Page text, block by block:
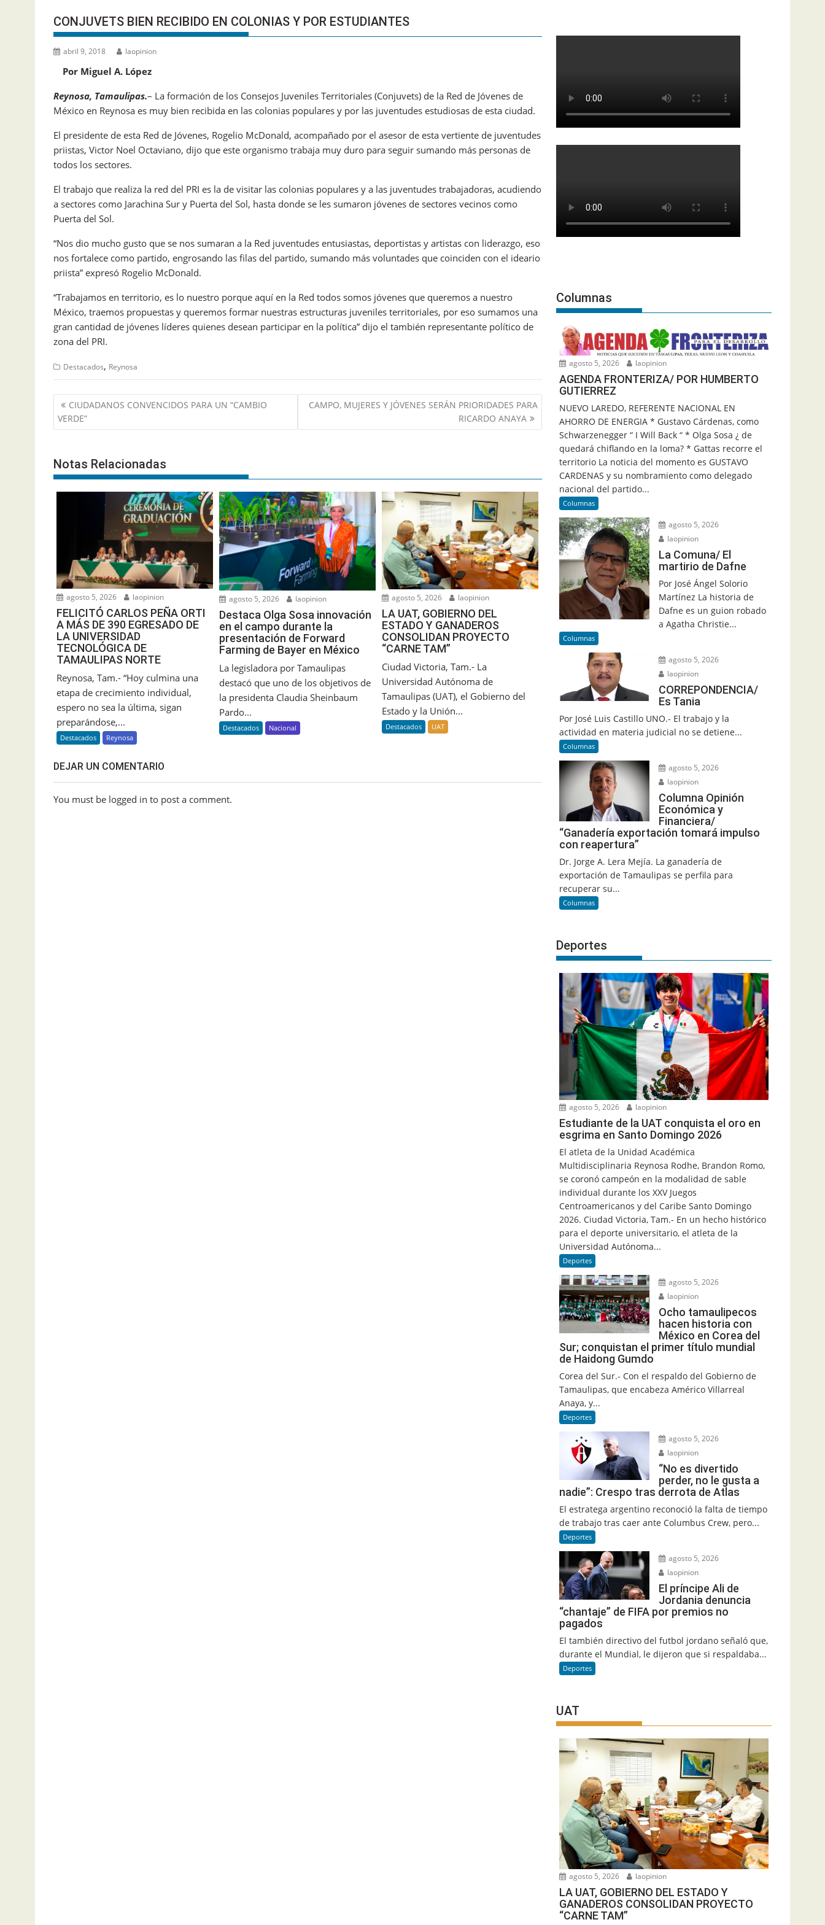
CONJUVETS BIEN RECIBIDO EN COLONIAS Y POR ESTUDIANTES
abril 9, 2018 laopinion
Por Miguel A. López
Reynosa, Tamaulipas.– La formación de los Consejos Juveniles Territoriales (Conjuvets) de la Red de Jóvenes de
México en Reynosa es muy bien recibida en las colonias populares y por las juventudes estudiosas de esta ciudad.
El presidente de esta Red de Jóvenes, Rogelio McDonald, acompañado por el asesor de esta vertiente de juventudes
priistas, Victor Noel Octaviano, dijo que este organismo trabaja muy duro para seguir sumando más personas de
todos los sectores.
El trabajo que realiza la red del PRI es la de visitar las colonias populares y a las juventudes trabajadoras, acudiendo
a sectores como Jarachina Sur y Puerta del Sol, hasta donde se les sumaron jóvenes de sectores vecinos como
Puerta del Sol.
“Nos dio mucho gusto que se nos sumaran a la Red juventudes entusiastas, deportistas y artistas con liderazgo, eso
nos fortalece como partido, engrosando las filas del partido, sumando más voluntades que coinciden con el ideario
priista” expresó Rogelio McDonald.
“Trabajamos en territorio, es lo nuestro porque aquí en la Red todos somos jóvenes que queremos a nuestro
México, traemos propuestas y queremos formar nuestras estructuras juveniles territoriales, por eso sumamos una
gran cantidad de jóvenes líderes quienes desean participar en la política” dijo el también representante político de
zona del PRI.
Destacados, Reynosa
Navegación
de
entradas
CIUDADANOS CONVENCIDOS PARA UN “CAMBIO
VERDE”
CAMPO, MUJERES Y JÓVENES SERÁN PRIORIDADES PARA
RICARDO ANAYA
Notas Relacionadas
agosto 5, 2026 laopinion
FELICITÓ CARLOS PEÑA ORTI
A MÁS DE 390 EGRESADO DE
LA UNIVERSIDAD
TECNOLÓGICA DE
TAMAULIPAS NORTE
Reynosa, Tam.- “Hoy culmina una
etapa de crecimiento individual,
espero no sea la última, sigan
preparándose,...
Destacados Reynosa
agosto 5, 2026 laopinion
Destaca Olga Sosa innovación
en el campo durante la
presentación de Forward
Farming de Bayer en México
La legisladora por Tamaulipas
destacó que uno de los objetivos de
la presidenta Claudia Sheinbaum
Pardo...
Destacados Nacional
agosto 5, 2026 laopinion
LA UAT, GOBIERNO DEL
ESTADO Y GANADEROS
CONSOLIDAN PROYECTO
“CARNE TAM”
Ciudad Victoria, Tam.- La
Universidad Autónoma de
Tamaulipas (UAT), el Gobierno del
Estado y la Unión...
Destacados UAT
DEJAR UN COMENTARIO
You must be logged in to post a comment.
Columnas
agosto 5, 2026 laopinion
AGENDA FRONTERIZA/ POR HUMBERTO
GUTIERREZ
NUEVO LAREDO, REFERENTE NACIONAL EN
AHORRO DE ENERGIA * Gustavo Cárdenas, como
Schwarzenegger “ I Will Back “ * Olga Sosa ¿ de
quedará chiflando en la loma? * Gattas recorre el
territorio La noticia del momento es GUSTAVO
CARDENAS y su nombramiento como delegado
nacional del partido...
Columnas
agosto 5, 2026
laopinion
La Comuna/ El
martirio de Dafne
Por José Ángel Solorio
Martínez La historia de
Dafne es un guion robado
a Agatha Christie...
Columnas
agosto 5, 2026
laopinion
CORREPONDENCIA/
Es Tania
Por José Luis Castillo UNO.- El trabajo y la
actividad en materia judicial no se detiene...
Columnas
agosto 5, 2026
laopinion
Columna Opinión
Económica y
Financiera/
“Ganadería exportación tomará impulso
con reapertura”
Dr. Jorge A. Lera Mejía. La ganadería de
exportación de Tamaulipas se perfila para
recuperar su...
Columnas
Deportes
agosto 5, 2026 laopinion
Estudiante de la UAT conquista el oro en
esgrima en Santo Domingo 2026
El atleta de la Unidad Académica
Multidisciplinaria Reynosa Rodhe, Brandon Romo,
se coronó campeón en la modalidad de sable
individual durante los XXV Juegos
Centroamericanos y del Caribe Santo Domingo
2026. Ciudad Victoria, Tam.- En un hecho histórico
para el deporte universitario, el atleta de la
Universidad Autónoma...
Deportes
agosto 5, 2026
laopinion
Ocho tamaulipecos
hacen historia con
México en Corea del
Sur; conquistan el primer título mundial
de Haidong Gumdo
Corea del Sur.- Con el respaldo del Gobierno de
Tamaulipas, que encabeza Américo Villarreal
Anaya, y...
Deportes
agosto 5, 2026
laopinion
“No es divertido
perder, no le gusta a
nadie”: Crespo tras derrota de Atlas
El estratega argentino reconoció la falta de tiempo
de trabajo tras caer ante Columbus Crew, pero...
Deportes
agosto 5, 2026
laopinion
El príncipe Ali de
Jordania denuncia
“chantaje” de FIFA por premios no
pagados
El también directivo del futbol jordano señaló que,
durante el Mundial, le dijeron que si respaldaba...
Deportes
UAT
agosto 5, 2026 laopinion
LA UAT, GOBIERNO DEL ESTADO Y
GANADEROS CONSOLIDAN PROYECTO
“CARNE TAM”